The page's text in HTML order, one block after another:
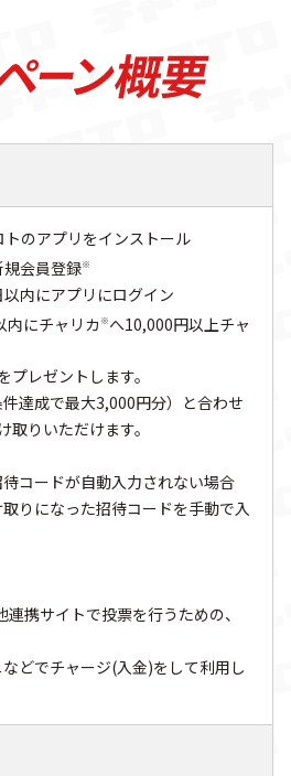
のアプリをインストール
会員登録※
内にアプリにログイン
内にチャリカ ※へ10,000円以上チャ
レゼントします。
達成で最大3,000円分）と合わせ
りいただけます。
コードが自動入力されない場合
りになった招待コードを手動で入
携サイトで投票を行うための、
どでチャージ(入金)をして利用し